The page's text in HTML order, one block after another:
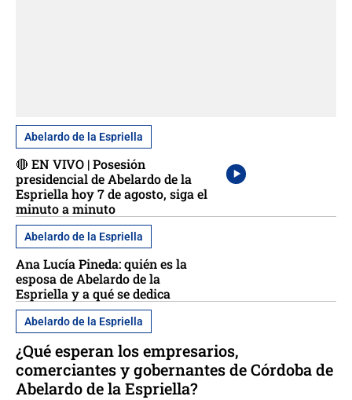
Abelardo de la Espriella
🔴 EN VIVO | Posesión
presidencial de Abelardo de la
Espriella hoy 7 de agosto, siga el
minuto a minuto
Abelardo de la Espriella
Ana Lucía Pineda: quién es la
esposa de Abelardo de la
Espriella y a qué se dedica
Abelardo de la Espriella
¿Qué esperan los empresarios,
comerciantes y gobernantes de Córdoba de
Abelardo de la Espriella?